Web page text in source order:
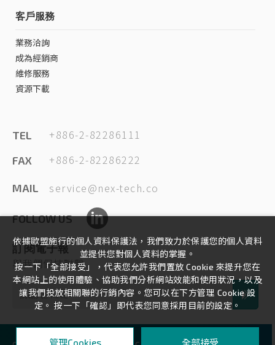
客戶服務
業務洽詢
成為經銷商
維修服務
資源下載
TEL +886-2-82286111
FAX +886-2-82286222
MAIL service@nex-tech.co
FOLLOW US
訂閱電子報
與我們保持聯繫
依據歐盟施行的個人資料保護法，我們致力於保護您的個人資料
並提供您對個人資料的掌握。
按一下「全部接受」，代表您允許我們置放 Cookie 來提升您在
本網站上的使用體驗、協助我們分析網站效能和使用狀況，以及
讓我們投放相關聯的行銷內容。您可以在下方管理 Cookie 設
定。 按一下「確認」即代表您同意採用目前的設定。
管理Cookies 全部接受